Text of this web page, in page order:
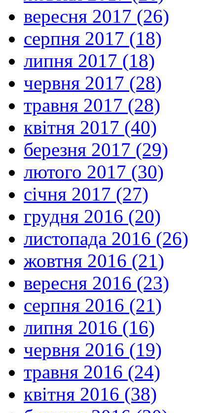
вересня 2017 (26)
серпня 2017 (18)
липня 2017 (18)
червня 2017 (28)
травня 2017 (28)
квітня 2017 (40)
березня 2017 (29)
лютого 2017 (30)
січня 2017 (27)
грудня 2016 (20)
листопада 2016 (26)
жовтня 2016 (21)
вересня 2016 (23)
серпня 2016 (21)
липня 2016 (16)
червня 2016 (19)
травня 2016 (24)
квітня 2016 (38)